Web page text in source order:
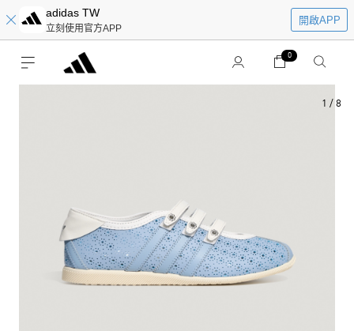
adidas TW
立刻使用官方APP
開啟APP
0
1 / 8